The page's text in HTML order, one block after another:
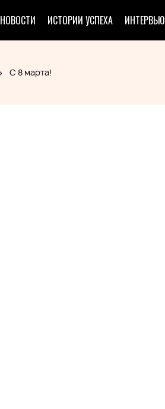
НОВОСТИ ИСТОРИИ УСПЕХА ИНТЕРВЬЮ
С 8 марта!